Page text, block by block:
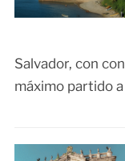
Salvador, con
máximo partido